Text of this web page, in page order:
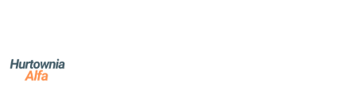
NAZWA
PRODUCENTA:
ALFA